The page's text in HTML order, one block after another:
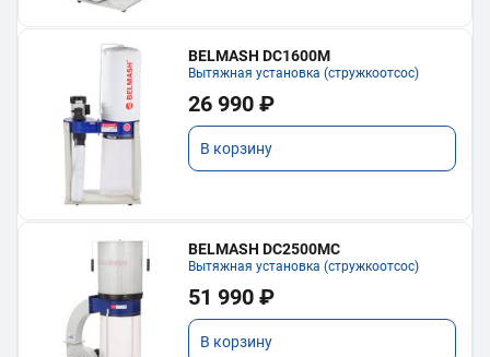
BELMASH DC1600M
Вытяжная установка (стружкоотсос)
26 990 ₽
В корзину
BELMASH DC2500MC
Вытяжная установка (стружкоотсос)
51 990 ₽
В корзину